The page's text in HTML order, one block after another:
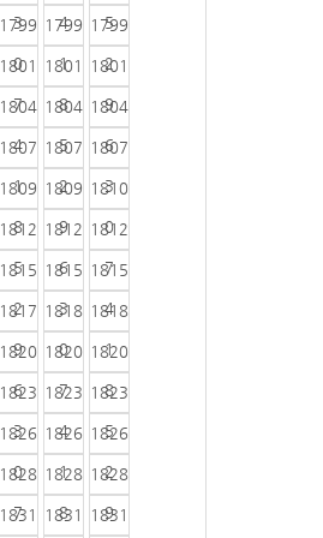
3 4 5
1799
0
1799
1
1799
2
1801
7
1801
8
1801
9
1804
4
1804
5
1804
6
1807
1
1807
2
1807
3
1809
8
1809
9
1810
0
1812
5
1812
6
1812
7
1815
2
1815
3
1815
4
1817
9
1818
0
1818
1
1820
6
1820
7
1820
8
1823
3
1823
4
1823
5
1826
0
1826
1
1826
2
1828
7
1828
8
1828
9
1831 1831 1831